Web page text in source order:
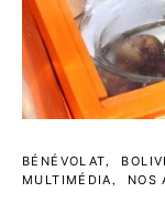
BÉNÉVOLAT
MULTIMÉDIA
NOS